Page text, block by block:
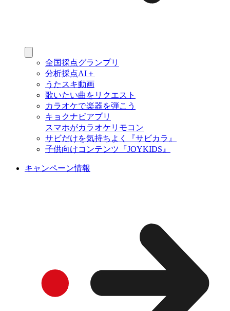
全国採点グランプリ
分析採点AI＋
うたスキ動画
歌いたい曲をリクエスト
カラオケで楽器を弾こう
キョクナビアプリ
スマホがカラオケリモコン
サビだけを気持ちよく『サビカラ』
子供向けコンテンツ『JOYKIDS』
キャンペーン情報